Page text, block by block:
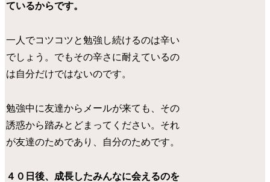
ているからです。
一人でコツコツと勉強し続けるのは辛い
でしょう。でもその辛さに耐えているの
は自分だけではないのです。
勉強中に友達からメールが来ても、その
誘惑から踏みとどまってください。それ
が友達のためであり、自分のためです。
４０日後、成長したみんなに会えるのを